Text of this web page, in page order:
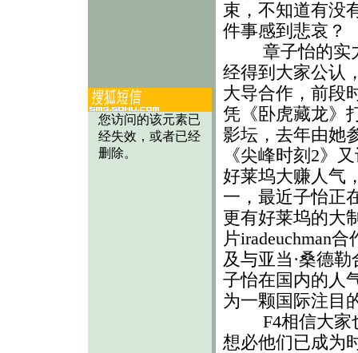
束，不知道有没
件事感到悲哀？
章子怡的实
经得到大家公认
大导合作，前段
凭《卧虎藏龙》
影坛，去年由她
《尖峰时刻2》
好莱坞大赚人气
一，最近子怡正
更有好莱坞的大
片iradeuchman
及与亚当·桑德
子怡在国内的人
为一颗国际注目
F4相信大家也
想必他们已成为